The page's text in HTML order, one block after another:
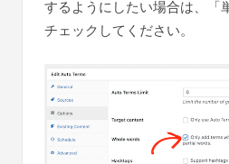
するようにしたい場合は、「
チェックしてください。